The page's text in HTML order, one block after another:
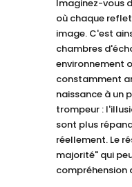
Imaginez-vous
où chaque
image. C'est
chambres
environnement
constamment
naissance à un
trompeur :
sont plus
réellement. Le
majorité" qui
compréhension